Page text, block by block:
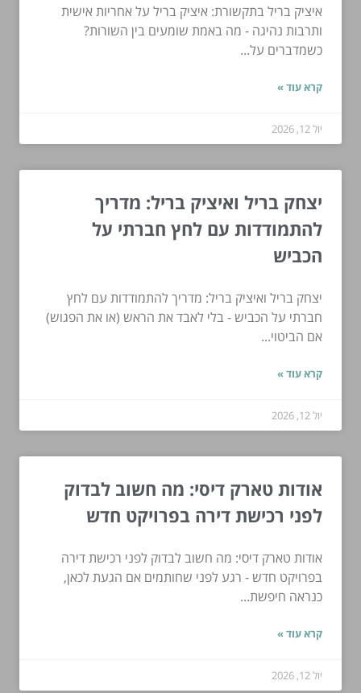
איציק בריל בתקשורת: איציק בריל על אחריות אישית
ותרבות נהיגה - מה באמת שומעים בין השורות?
כשמדברים על...
קרא עוד »
יול 12, 2026
יצחק בריל ואיציק בריל: מדריך
להתמודדות עם לחץ חברתי על
הכביש
יצחק בריל ואיציק בריל: מדריך להתמודדות עם לחץ
חברתי על הכביש - בלי לאבד את הראש (או את הפגוש)
אם הביטוי...
קרא עוד »
יול 12, 2026
אודות טארק דיסי: מה חשוב לבדוק
לפני רכישת דירה בפרויקט חדש
אודות טארק דיסי: מה חשוב לבדוק לפני רכישת דירה
בפרויקט חדש - רגע לפני שחותמים אם הגעת לכאן,
כנראה חיפשת...
קרא עוד »
יול 12, 2026